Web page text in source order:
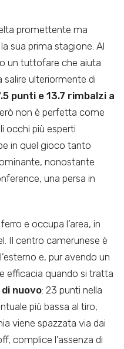
promettente ma
sua prima stagione. Al
un tuttofare che aiuta
salire ulteriormente di
punti e 13.7 rimbalzi a
non è perfetta come
occhi più esperti
in quel gioco tanto
nonostante
una persa in
e occupa l’area, in
Il centro camerunese è
e, pur avendo un
efficacia quando si tratta
nuovo: 23 punti nella
più bassa al tiro,
viene spazzata via dai
complice l’assenza di